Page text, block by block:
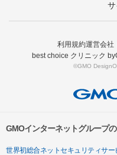
利用規約運営会社
best choice クリニック
©GMO
GMOインターネットグループ
世界初総合ネットセキュリティサー